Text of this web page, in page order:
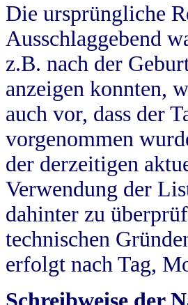
Die ursprüngliche
Ausschlaggebend
z.B. nach der
anzeigen konnten,
auch vor, dass der
vorgenommen
der derzeitigen
Verwendung der
dahinter zu
technischen
erfolgt nach Tag,